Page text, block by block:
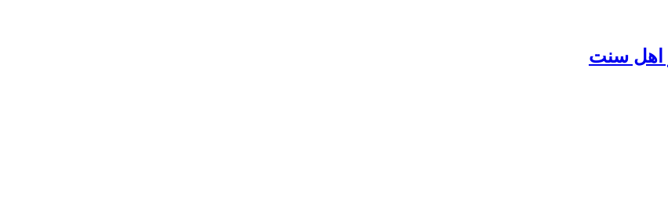
اهل سنت